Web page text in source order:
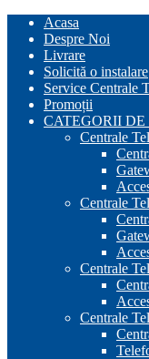
Skip
content
Acasa
Despre Noi
Livrare
Solicită o instalare
Service Centrale
Promoții
CATEGORII DE
Centrale
Centrale
Centrale
Centrale